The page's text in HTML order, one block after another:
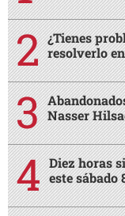
¿Tienes
resolverlo
Nasser
Diez horas
este sábado